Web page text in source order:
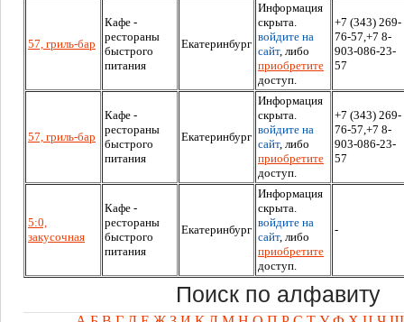
57, гриль-бар
Кафе -
рестораны
быстрого
питания
Екатеринбург
Информация
скрыта.
войдите на
сайт, либо
приобретите
доступ.
+7 (343) 269-
76-57,+7 8-
903-086-23-
57
57, гриль-бар
Кафе -
рестораны
быстрого
питания
Екатеринбург
Информация
скрыта.
войдите на
сайт, либо
приобретите
доступ.
+7 (343) 269-
76-57,+7 8-
903-086-23-
57
5:0,
закусочная
Кафе -
рестораны
быстрого
питания
Екатеринбург
Информация
скрыта.
войдите на
сайт, либо
приобретите
доступ.
-
Поиск по алфавиту